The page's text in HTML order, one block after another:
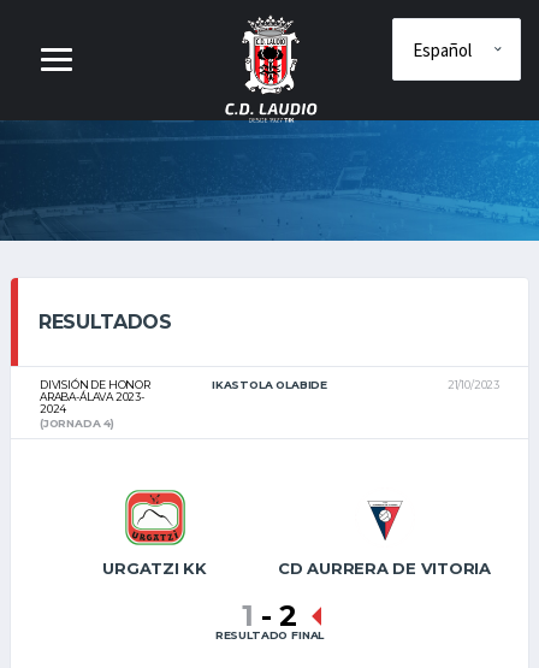
RESULTADOS
DIVISIÓN DE HONOR
ARABA-ÁLAVA 2023-
2024
IKASTOLA OLABIDE 21/10/2023
(JORNADA 4)
URGATZI KK CD AURRERA DE VITORIA
1 - 2
RESULTADO FINAL